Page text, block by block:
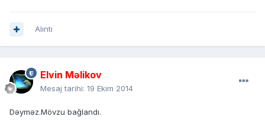
Alıntı
Elvin Məlikov
Mesaj tarihi: 19 Ekim 2014
Dəyməz.Mövzu bağlandı.